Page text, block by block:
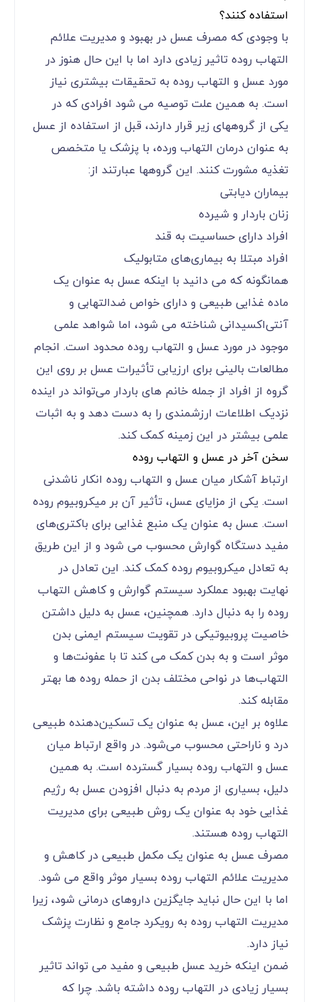
استفاده کنند؟
با وجودی که مصرف عسل در بهبود و مدیریت علائم
التهاب روده تاثیر زیادی دارد اما با این حال هنوز در
مورد عسل و التهاب روده به تحقیقات بیشتری نیاز
است. به همین علت توصیه می شود افرادی که در
یکی از گروههای زیر قرار دارند، قبل از استفاده از عسل
به عنوان درمان التهاب ورده، با پزشک یا متخصص
تغذیه مشورت کنند. این گروهها عبارتند از:
بیماران دیابتی
زنان باردار و شیرده
افراد دارای حساسیت به قند
افراد مبتلا به بیماری‌های متابولیک
همانگونه که می دانید با اینکه عسل به عنوان یک
ماده غذایی طبیعی و دارای خواص ضدالتهابی و
آنتی‌اکسیدانی شناخته می شود، اما شواهد علمی
موجود در مورد عسل و التهاب روده محدود است. انجام
مطالعات بالینی برای ارزیابی تأثیرات عسل بر روی این
گروه از افراد از جمله خانم های باردار می‌تواند در اینده
نزدیک اطلاعات ارزشمندی را به دست دهد و به اثبات
علمی بیشتر در این زمینه کمک کند.
سخن آخر در عسل و التهاب روده
ارتباط آشکار میان عسل و التهاب روده انکار ناشدنی
است. یکی از مزایای عسل، تأثیر آن بر میکروبیوم روده
است. عسل به عنوان یک منبع غذایی برای باکتری‌های
مفید دستگاه گوارش محسوب می شود و از این طریق
به تعادل میکروبیوم روده کمک کند. این تعادل در
نهایت بهبود عملکرد سیستم گوارش و کاهش التهاب
روده را به دنبال دارد. همچنین، عسل به دلیل داشتن
خاصیت پروبیوتیکی در تقویت سیستم ایمنی بدن
موثر است و به بدن کمک می کند تا با عفونت‌ها و
التهاب‌ها در نواحی مختلف بدن از حمله روده ها بهتر
مقابله کند.
علاوه بر این، عسل به عنوان یک تسکین‌دهنده طبیعی
درد و ناراحتی محسوب می‌شود. در واقع ارتباط میان
عسل و التهاب روده بسیار گسترده است. به همین
دلیل، بسیاری از مردم به دنبال افزودن عسل به رژیم
غذایی خود به عنوان یک روش طبیعی برای مدیریت
التهاب روده هستند.
مصرف عسل به عنوان یک مکمل طبیعی در کاهش و
مدیریت علائم التهاب روده بسیار موثر واقع می شود.
اما با این حال نباید جایگزین داروهای درمانی شود، زیرا
مدیریت التهاب روده به رویکرد جامع و نظارت پزشک
نیاز دارد.
ضمن اینکه خرید عسل طبیعی و مفید می تواند تاثیر
بسیار زیادی در التهاب روده داشته باشد. چرا که